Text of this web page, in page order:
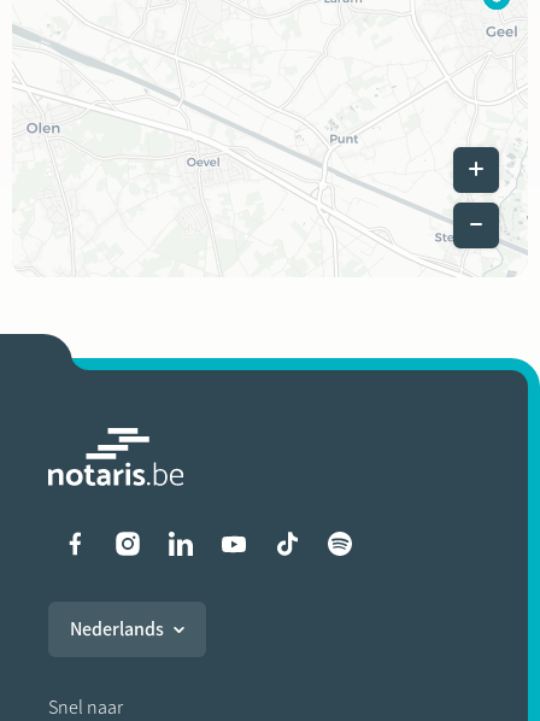
Leaflet |©
Liens vers les réseaux
Nederlands
Snel naar